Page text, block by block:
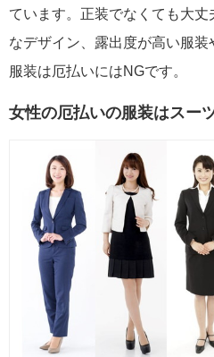
ています。正装でなくても大
なデザイン、露出度が高い服
服装は厄払いにはNGです。
女性の厄払いの服装はスー